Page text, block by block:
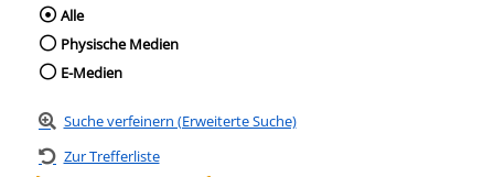
Wählen Sie die Medienart nach der Sie
Alle
Physische Medien
E-Medien
Suche verfeinern (Erweiterte Suche)
Zur Trefferliste